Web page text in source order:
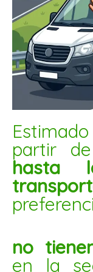
de
zapallo
s/casc
nat
osc
5kg
Estimado
partir
hasta
no
en la